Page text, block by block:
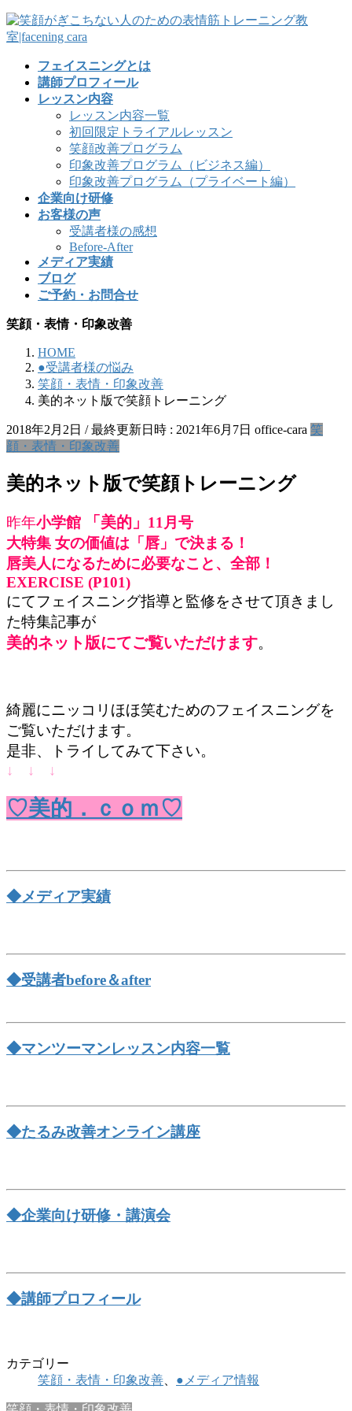
フェイスニングとは
講師プロフィール
レッスン内容
レッスン内容一覧
初回限定トライアルレッスン
笑顔改善プログラム
印象改善プログラム（ビジネス編）
印象改善プログラム（プライベート編）
企業向け研修
お客様の声
受講者様の感想
Before-After
メディア実績
ブログ
ご予約・お問合せ
笑顔・表情・印象改善
HOME
●受講者様の悩み
笑顔・表情・印象改善
美的ネット版で笑顔トレーニング
2018年2月2日 / 最終更新日時 : 2021年6月7日 office-cara 笑
顔・表情・印象改善
美的ネット版で笑顔トレーニング
昨年小学館 「美的」 11月号
大特集 女の価値は「唇」で決まる！
唇美人になるために必要なこと、全部！
EXERCISE (P101)
にてフェイスニング指導と監修をさせて頂きまし
た特集記事が
美的ネット版にてご覧いただけます。
綺麗にニッコリほほ笑むためのフェイスニングを
ご覧いただけます。
是非、トライしてみて下さい。
↓ ↓ ↓
♡美的．ｃｏｍ♡
◆メディア実績
◆受講者before＆after
◆マンツーマンレッスン内容一覧
◆たるみ改善オンライン講座
◆企業向け研修・講演会
◆講師プロフィール
カテゴリー
笑顔・表情・印象改善
●メディア情報